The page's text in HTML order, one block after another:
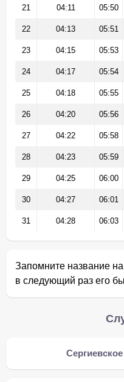
21 04:11 05:50
22 04:13 05:51
23 04:15 05:53
24 04:17 05:54
25 04:18 05:55
26 04:20 05:56
27 04:22 05:58
28 04:23 05:59
29 04:25 06:00
30 04:27 06:01
31 04:28 06:03
Запомните название
в следующий раз его